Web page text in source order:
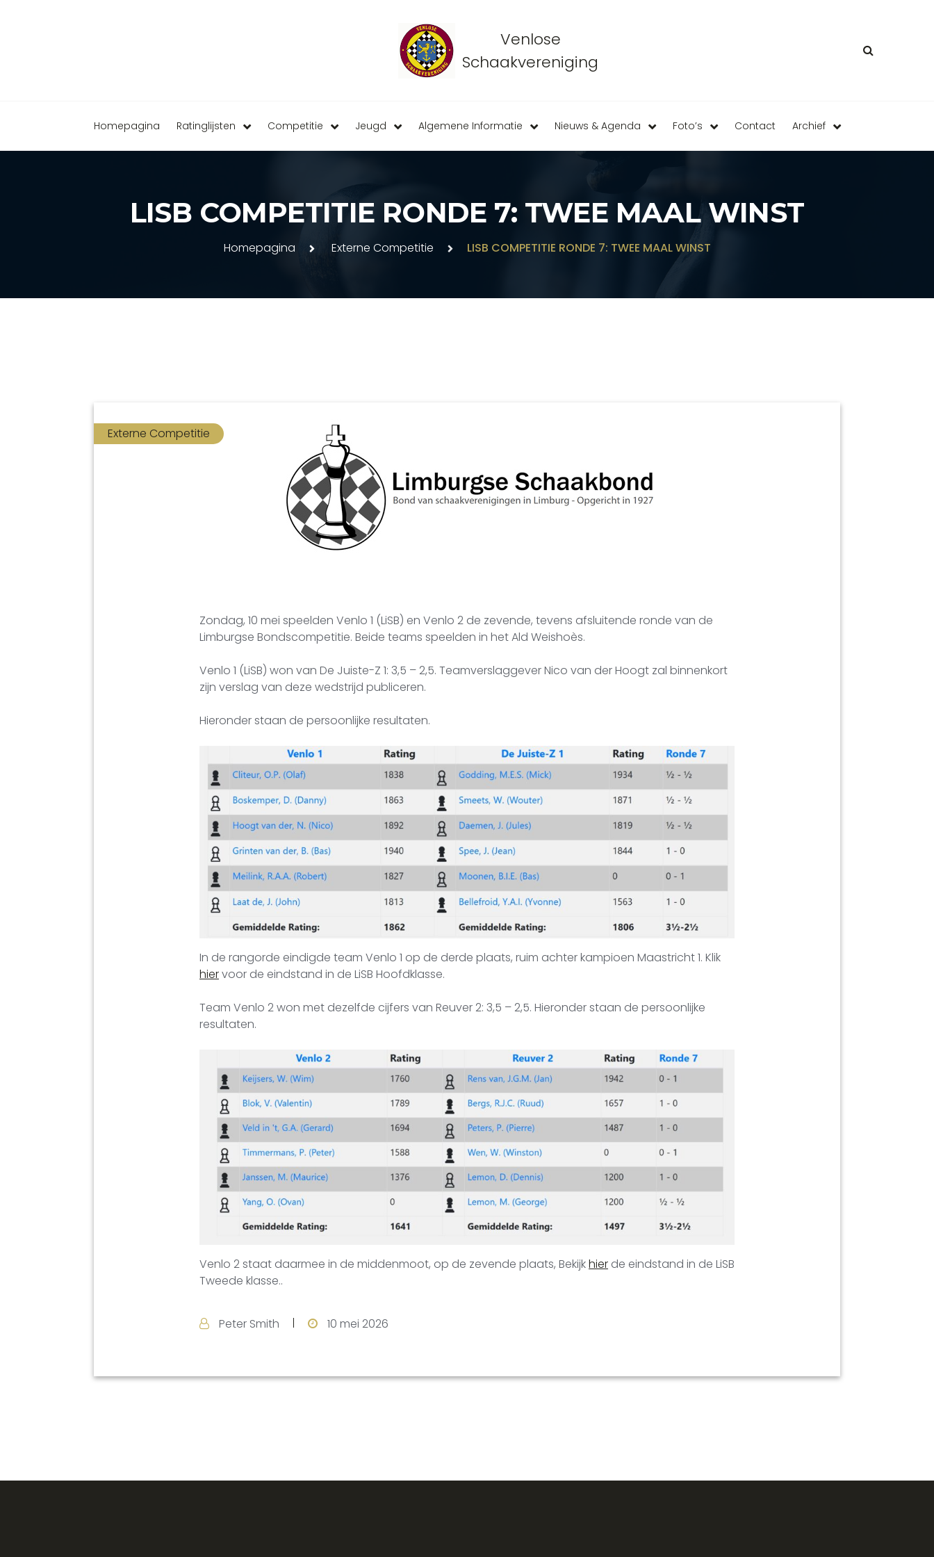
Venlose
Schaakvereniging
Homepagina Ratinglijsten Competitie Jeugd Algemene Informatie Nieuws & Agenda Foto’s Contact Archief
LISB COMPETITIE RONDE 7: TWEE MAAL WINST
Homepagina Externe Competitie LISB COMPETITIE RONDE 7: TWEE MAAL WINST
Externe Competitie
Zondag, 10 mei speelden Venlo 1 (LiSB) en Venlo 2 de zevende, tevens afsluitende ronde van de
Limburgse Bondscompetitie. Beide teams speelden in het Ald Weishoès.
Venlo 1 (LiSB) won van De Juiste-Z 1: 3,5 – 2,5. Teamverslaggever Nico van der Hoogt zal binnenkort
zijn verslag van deze wedstrijd publiceren.
Hieronder staan de persoonlijke resultaten.
In de rangorde eindigde team Venlo 1 op de derde plaats, ruim achter kampioen Maastricht 1. Klik
hiervoor de eindstand in de LiSB Hoofdklasse.
Team Venlo 2 won met dezelfde cijfers van Reuver 2: 3,5 – 2,5. Hieronder staan de persoonlijke
resultaten.
Venlo 2 staat daarmee in de middenmoot, op de zevende plaats, Bekijkhier de eindstand in de LiSB
Tweede klasse..
Peter Smith 10 mei 2026